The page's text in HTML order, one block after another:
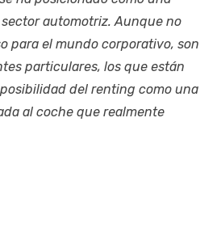
automotriz. Aunque no
para el mundo corporativo, son
particulares, los que están
del renting como una
al coche que realmente